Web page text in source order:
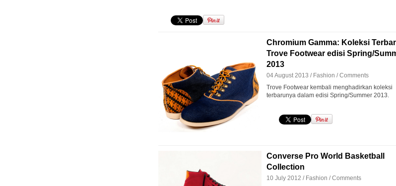
Chromium Gamma: Koleksi
Trove Footwear edisi Spring/
2013
04 August 2013 / Fashion /Comments
Trove Footwear kembali menghadirkan koleksi
terbarunya dalam edisi Spring/Summer 2013.
Converse Pro World Basketball
Collection
10 July 2012 / Fashion /Comments